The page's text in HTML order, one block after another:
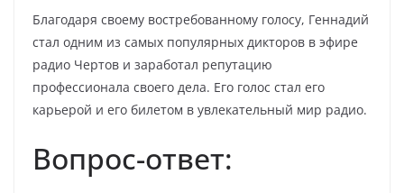
Благодаря своему востребованному голосу, Геннадий
стал одним из самых популярных дикторов в эфире
радио Чертов и заработал репутацию
профессионала своего дела. Его голос стал его
карьерой и его билетом в увлекательный мир радио.
Вопрос-ответ: